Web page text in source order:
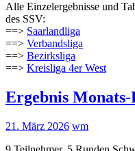
Alle Einzelergebnisse und
des SSV:
==> Saarlandliga
==> Verbandsliga
==> Bezirksliga
==> Kreisliga 4er West
Ergebnis Monats-
21. März 2026 wm